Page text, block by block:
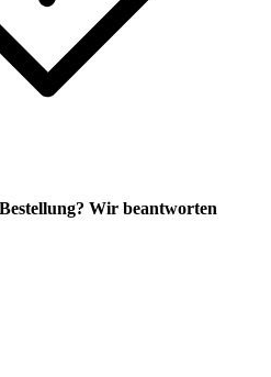
Wir beantworten